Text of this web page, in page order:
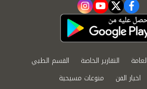
facebook
twitter
youtube
instagram
التقارير الخاصة
القسم الطبي
اخبار الفن
منوعات مسيحية